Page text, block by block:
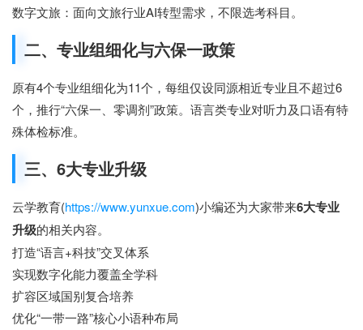
数字文旅 ：面向文旅行业AI转型需求，不限选考科目。
二、专业组细化与六保一政策
原有4个专业组细化为11个 ，每组仅设同源相近专业且不超过6
个，推行“六保一、零调剂”政策。语言类专业对听力及口语有特
殊体检标准。
三、6大专业升级
云学教育(https://www.yunxue.com)小编还为大家带来6大专业
升级的相关内容。
打造“语言+科技”交叉体系
实现数字化能力覆盖全学科
扩容区域国别复合培养
优化“一带一路”核心小语种布局